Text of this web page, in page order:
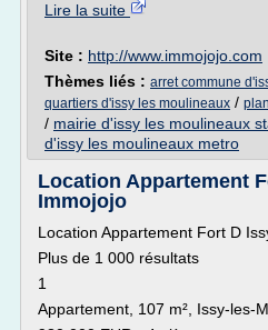
Lire la suite
Site : http://www.immojojo.com
Thèmes liés : arret commune
quartiers d'issy les moulineaux /
/ mairie d'issy les moulineaux
d'issy les moulineaux metro
Location Appartement
Immojojo
Location Appartement Fort D
Plus de 1 000 résultats
1
Appartement, 107 m², Issy-les-